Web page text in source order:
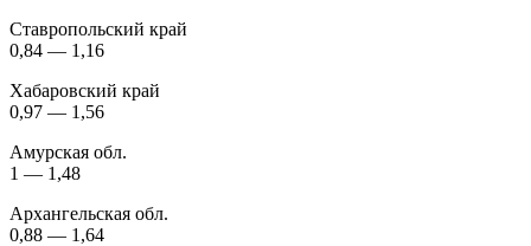
Ставропольский край
0,84 — 1,16
Хабаровский край
0,97 — 1,56
Амурская обл.
1 — 1,48
Архангельская обл.
0,88 — 1,64